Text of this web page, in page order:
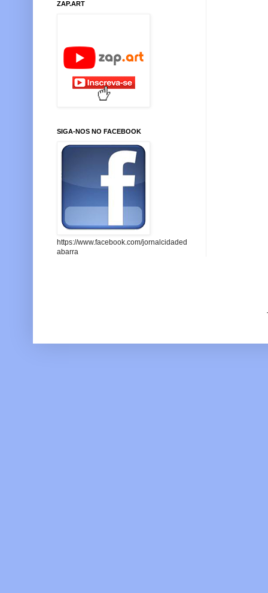
ZAP.ART
SIGA-NOS NO FACEBOOK
https://www.facebook.com/jornalcidaded
abarra